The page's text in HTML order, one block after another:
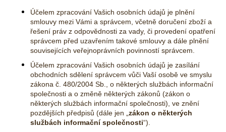
Účelem zpracování Vašich osobních údajů je plnění
smlouvy mezi Vámi a správcem, včetně doručení zboží a
řešení práv z odpovědnosti za vady, či provedení opatření
správcem před uzavřením takové smlouvy a dále plnění
souvisejících veřejnoprávních povinností správcem.
Účelem zpracování Vašich osobních údajů je zasílání
obchodních sdělení správcem vůči Vaší osobě ve smyslu
zákona č. 480/2004 Sb., o některých službách informační
společnosti a o změně některých zákonů (zákon o
některých službách informační společnosti), ve znění
pozdějších předpisů (dále jen „ zákon o některých
službách informační společnosti“).